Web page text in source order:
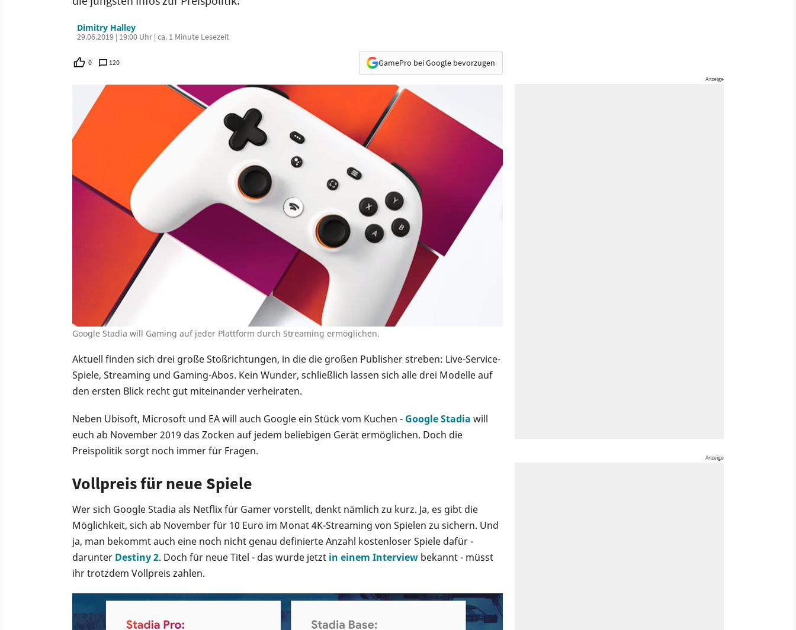
Dimitry Halley
29.06.2019 | 19:00 Uhr | ca. 1 Minute Lesezeit
0 120 GamePro bei Google bevorzugen
Google Stadia will Gaming auf jeder Plattform durch Streaming ermöglichen.
Aktuell finden sich drei große Stoßrichtungen, in die die großen Publisher streben: Live-Service-
Spiele, Streaming und Gaming-Abos. Kein Wunder, schließlich lassen sich alle drei Modelle auf
den ersten Blick recht gut miteinander verheiraten.
Neben Ubisoft, Microsoft und EA will auch Google ein Stück vom Kuchen - Google Stadia will
euch ab November 2019 das Zocken auf jedem beliebigen Gerät ermöglichen. Doch die
Preispolitik sorgt noch immer für Fragen.
Vollpreis für neue Spiele
Wer sich Google Stadia als Netflix für Gamer vorstellt, denkt nämlich zu kurz. Ja, es gibt die
Möglichkeit, sich ab November für 10 Euro im Monat 4K-Streaming von Spielen zu sichern. Und
ja, man bekommt auch eine noch nicht genau definierte Anzahl kostenloser Spiele dafür -
darunter Destiny 2. Doch für neue Titel - das wurde jetzt in einem Interview bekannt - müsst
ihr trotzdem Vollpreis zahlen.